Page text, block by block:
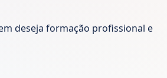
deseja formação profissional e